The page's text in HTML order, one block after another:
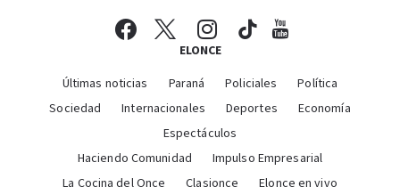
ELONCE
Últimas noticias Paraná Policiales
Política
Sociedad
Internacionales Deportes
Economía
Espectáculos
Haciendo Comunidad
Impulso Empresarial
La Cocina del Once
Clasionce Elonce en vivo